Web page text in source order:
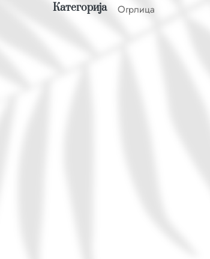
Категорија Огрлица